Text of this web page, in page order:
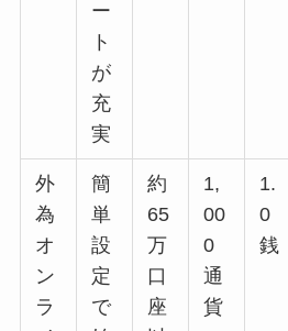
ー
ト
が
充
実
外
為
オ
ン
ラ
簡
単
設
定
で
約
65
万
口
座
1,
00
0
通
貨
1.
0
銭